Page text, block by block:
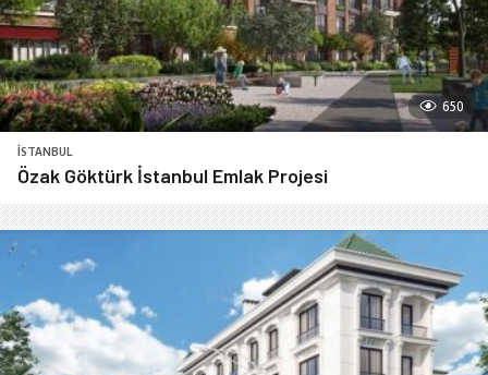
650
İSTANBUL
Özak Göktürk İstanbul Emlak Projesi